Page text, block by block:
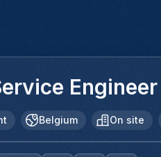
Belgium On site